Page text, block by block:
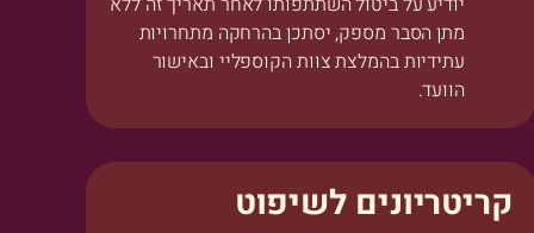
מתן הסבר מספק, יסתכן בהרחקה מתחרויות
עתידיות בהמלצת צוות הקוספליי ובאישור
הוועד.
קריטריונים לשיפוט